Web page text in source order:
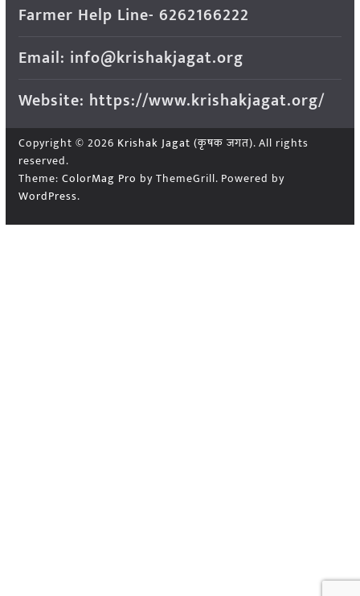
Farmer Help Line- 6262166222
Email: info@krishakjagat.org
Website: https://www.krishakjagat.org/
Copyright © 2026 Krishak Jagat (कृषक जगत). All rights
reserved.
Theme: ColorMag Pro by ThemeGrill. Powered by
WordPress.